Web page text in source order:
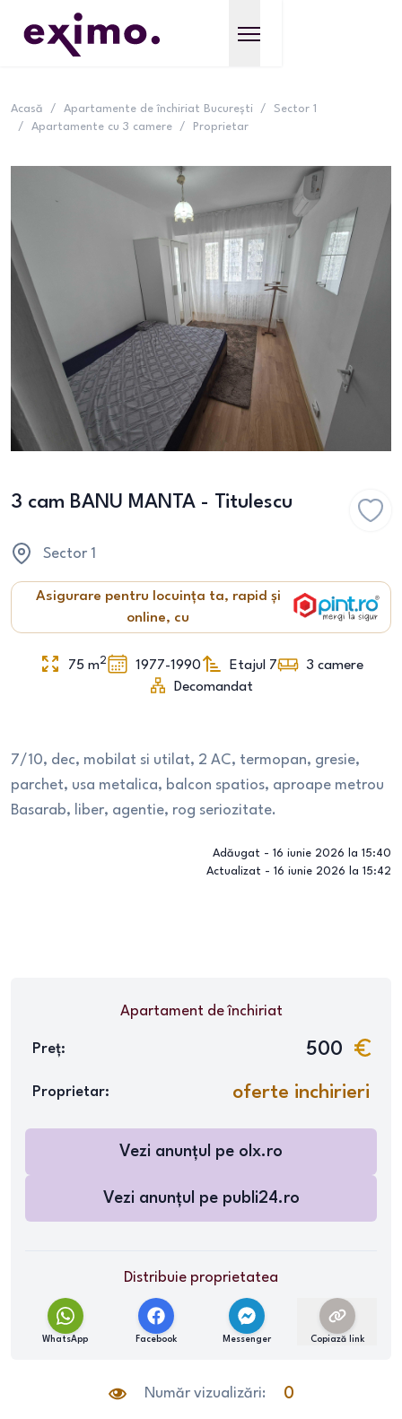
Acasă / Apartamente de închiriat București /
Sector 1
/
Apartamente cu 3 camere / Proprietar
3 cam BANU MANTA - Titulescu
Sector 1
Asigurare pentru locuința ta, rapid și
online, cu
75 m2 1977-1990 Etajul 7 3 camere
Decomandat
7/10, dec, mobilat si utilat, 2 AC, termopan, gresie,
parchet, usa metalica, balcon spatios, aproape metrou
Basarab, liber, agentie, rog seriozitate.
Adăugat - 16 iunie 2026 la 15:40
Actualizat - 16 iunie 2026 la 15:42
Apartamentde închiriat
Preț: 500
Proprietar: oferte inchirieri
Vezi anunțul pe olx.ro
Vezi anunțul pe publi24.ro
Distribuie proprietatea
WhatsApp Facebook Messenger Copiază link
Număr vizualizări: 0